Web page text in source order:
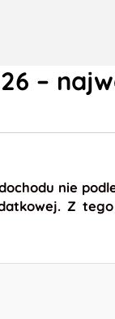
–
nie
Z